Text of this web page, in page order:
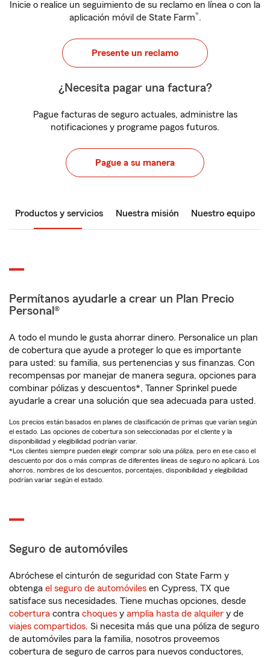
Inicie o realice un seguimiento de su reclamo en línea o con la
aplicación móvil de State Farm®.
Presente un reclamo
¿Necesita pagar una factura?
Pague facturas de seguro actuales, administre las
notificaciones y programe pagos futuros.
Pague a su manera
Productos y servicios Nuestra misión Nuestro equipo
Permítanos ayudarle a crear un Plan Precio
Personal®
A todo el mundo le gusta ahorrar dinero. Personalice un plan
de cobertura que ayude a proteger lo que es importante
para usted: su familia, sus pertenencias y sus finanzas. Con
recompensas por manejar de manera segura, opciones para
combinar pólizas y descuentos*, Tanner Sprinkel puede
ayudarle a crear una solución que sea adecuada para usted.
Los precios están basados en planes de clasificación de primas que varían según
el estado. Las opciones de cobertura son seleccionadas por el cliente y la
disponibilidad y elegibilidad podrían variar.
*Los clientes siempre pueden elegir comprar solo una póliza, pero en ese caso el
descuento por dos o más compras de diferentes líneas de seguro no aplicará. Los
ahorros, nombres de los descuentos, porcentajes, disponibilidad y elegibilidad
podrían variar según el estado.
Seguro de automóviles
Abróchese el cinturón de seguridad con State Farm y
obtenga el seguro de automóviles en Cypress, TX que
satisface sus necesidades. Tiene muchas opciones, desde
cobertura contra choques y amplia hasta de alquiler y de
viajes compartidos. Si necesita más que una póliza de seguro
de automóviles para la familia, nosotros proveemos
cobertura de seguro de carros para nuevos conductores,